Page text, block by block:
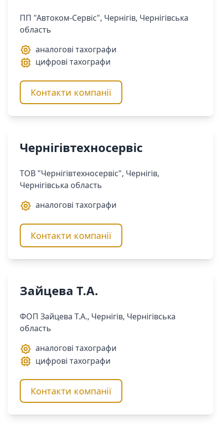
ПП "Автоком-Сервіс", Чернігів, Чернігівська
область
аналогові тахографи
цифрові тахографи
Контакти компанії
Чернігівтехносервіс
ТОВ "Чернігівтехносервіс", Чернігів,
Чернігівська область
аналогові тахографи
Контакти компанії
Зайцева Т.А.
ФОП Зайцева Т.А., Чернігів, Чернігівська
область
аналогові тахографи
цифрові тахографи
Контакти компанії